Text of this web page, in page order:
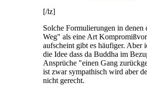
[/lz]
Solche Formulierungen in denen
Weg" als eine Art
aufscheint gibt es häufiger. Aber
die Idee dass da Buddha im
Ansprüche "einen Gang
ist zwar sympathisch wird aber
nicht gerecht.